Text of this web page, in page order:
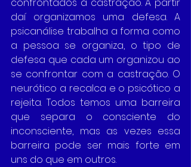
daí organizamos uma defesa. A
psicanálise trabalha a forma como
a pessoa se organiza, o tipo de
defesa que cada um organizou ao
se confrontar com a castração. O
neurótico a recalca e o psicótico a
rejeita. Todos temos uma barreira
que separa o consciente do
inconsciente, mas as vezes essa
barreira pode ser mais forte em
uns do que em outros.